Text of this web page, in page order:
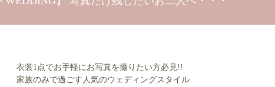
衣裳1点でお手軽にお写真を撮りたい方必見!!
家族のみで過ごす人気のウェディングスタイル